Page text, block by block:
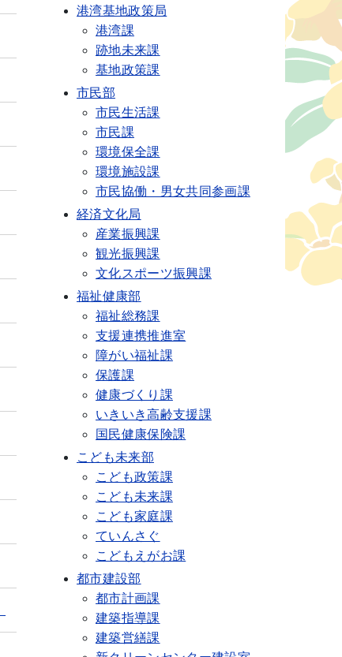
港湾基地政策局
港湾課
跡地未来課
基地政策課
市民部
市民生活課
市民課
環境保全課
環境施設課
市民協働・男女共同参画課
経済文化局
産業振興課
観光振興課
文化スポーツ振興課
福祉健康部
福祉総務課
支援連携推進室
障がい福祉課
保護課
健康づくり課
いきいき高齢支援課
国民健康保険課
こども未来部
こども政策課
こども未来課
こども家庭課
ていんさぐ
こどもえがお課
都市建設部
都市計画課
建築指導課
建築営繕課